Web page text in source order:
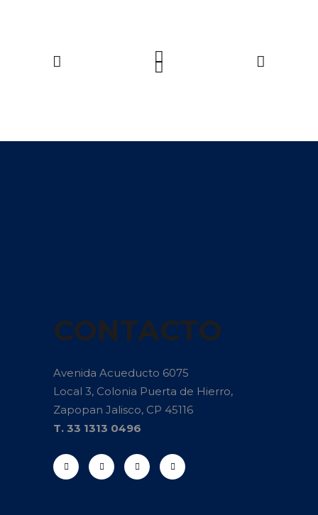
CONTACTO
Avenida Acueducto 6075
Local 3, Colonia Puerta de Hierro,
Zapopan Jalisco, CP 45116
T. 33 1313 0496